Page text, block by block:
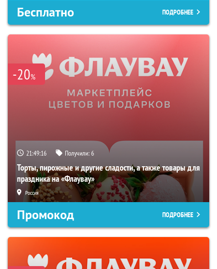
Бесплатно ПОДРОБНЕЕ
-20%
21:49:16 Получили:6
Торты, пирожные и другие сладости, а также товары для
праздника на «Флаувау»
Россия
Промокод ПОДРОБНЕЕ